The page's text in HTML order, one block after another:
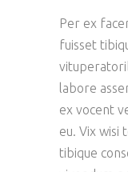
Per ex
fuisset
labore
ex vocent
eu. Vix wisi
tibique